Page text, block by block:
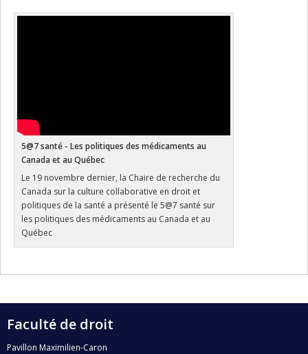
5@7 santé - Les politiques des médicaments au
Canada et au Québec
Le 19 novembre dernier, la Chaire de recherche du
Canada sur la culture collaborative en droit et
politiques de la santé a présenté le 5@7 santé sur
les politiques des médicaments au Canada et au
Québec
Faculté de droit
Pavillon Maximilien-Caron